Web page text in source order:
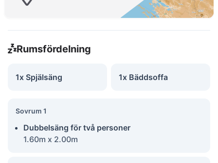
Rumsfördelning
1x Spjälsäng 1x Bäddsoffa
Sovrum 1
Dubbelsäng för två personer
1.60m x 2.00m